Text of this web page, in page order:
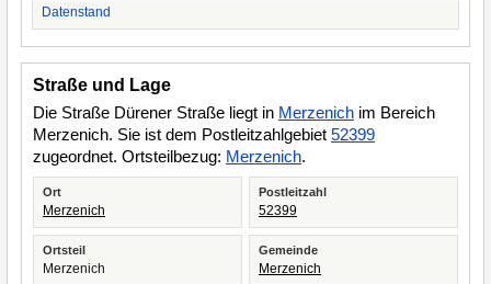
Datenstand
Straße und Lage
Die Straße Dürener Straße liegt in Merzenich im Bereich
Merzenich. Sie ist dem Postleitzahlgebiet 52399
zugeordnet. Ortsteilbezug: Merzenich.
Ort
Merzenich
Postleitzahl
52399
Ortsteil
Merzenich
Gemeinde
Merzenich